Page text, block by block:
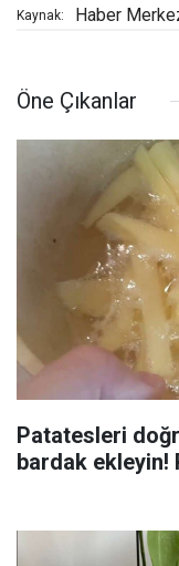
Kaynak: Haber
Öne Çıkanlar
Patatesleri
bardak ekleyin!